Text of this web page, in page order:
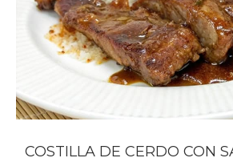
COSTILLA DE CERDO CON